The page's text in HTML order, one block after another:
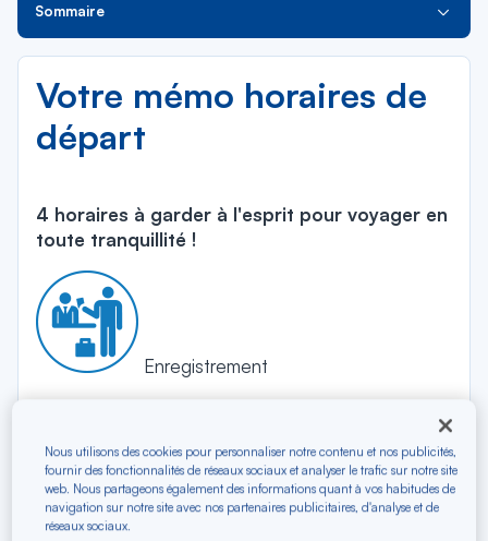
Sommaire
Votre mémo horaires de
départ
4 horaires à garder à l'esprit pour voyager en
toute tranquillité !
Enregistrement
4H00 avant le départ de votre vol transatlantique
(long-courrier).
1H30 avant le départ de votre vol régional (court-
courrier).
Nous utilisons des cookies pour personnaliser notre contenu et nos publicités,
fournir des fonctionnalités de réseaux sociaux et analyser le trafic sur notre site
web. Nous partageons également des informations quant à vos habitudes de
navigation sur notre site avec nos partenaires publicitaires, d'analyse et de
réseaux sociaux.